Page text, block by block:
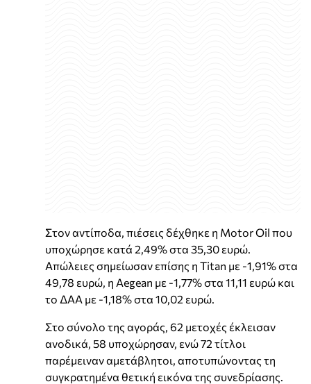
Στον αντίποδα, πιέσεις δέχθηκε η Motor Oil που
υποχώρησε κατά 2,49% στα 35,30 ευρώ.
Απώλειες σημείωσαν επίσης η Titan με -1,91% στα
49,78 ευρώ, η Aegean με -1,77% στα 11,11 ευρώ και
το ΔΑΑ με -1,18% στα 10,02 ευρώ.
Στο σύνολο της αγοράς, 62 μετοχές έκλεισαν
ανοδικά, 58 υποχώρησαν, ενώ 72 τίτλοι
παρέμειναν αμετάβλητοι, αποτυπώνοντας τη
συγκρατημένα θετική εικόνα της συνεδρίασης.